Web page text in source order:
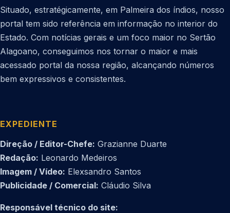
Situado, estratégicamente, em Palmeira dos índios, nosso
portal tem sido referência em informação no interior do
Estado. Com notícias gerais e um foco maior no Sertão
Alagoano, conseguimos nos tornar o maior e mais
acessado portal da nossa região, alcançando números
bem expressivos e consistentes.
EXPEDIENTE
Direção / Editor-Chefe: Grazianne Duarte
Redação: Leonardo Medeiros
Imagem / Vídeo: Elexsandro Santos
Publicidade / Comercial: Cláudio Silva
Responsável técnico do site: